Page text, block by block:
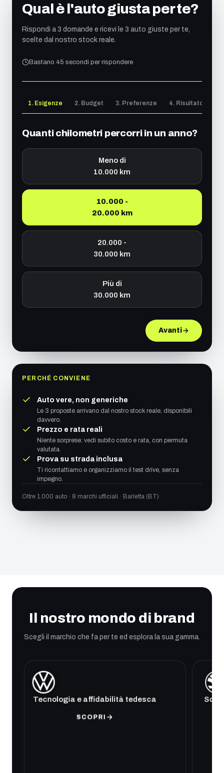
Qual è l'auto giusta per te?
Rispondi a 3 domande e ricevi le 3 auto giuste per te,
scelte dal nostro stock reale.
Bastano 45 secondi per rispondere
1. Esigenze 2. Budget 3. Preferenze 4. Risultato
Quanti chilometri percorri in un anno?
Meno di
10.000 km
10.000 -
20.000 km
20.000 -
30.000 km
Più di
30.000 km
Avanti
PERCHÉ CONVIENE
Auto vere, non generiche
Le 3 proposte arrivano dal nostro stock reale, disponibili
davvero.
Prezzo e rata reali
Niente sorprese: vedi subito costo e rata, con permuta
valutata.
Prova su strada inclusa
Ti ricontattiamo e organizziamo il test drive, senza
impegno.
Oltre 1.000 auto · 8 marchi ufficiali · Barletta (BT)
Il nostro mondo di brand
Scegli il marchio che fa per te ed esplora la sua gamma.
Tecnologia e affidabilità tedesca
SCOPRI